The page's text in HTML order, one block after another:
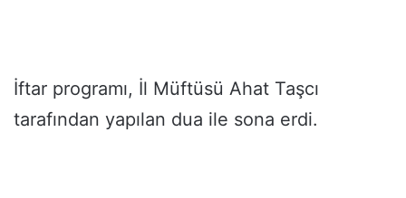
İftar programı, İl Müftüsü Ahat Taşcı
tarafından yapılan dua ile sona erdi.